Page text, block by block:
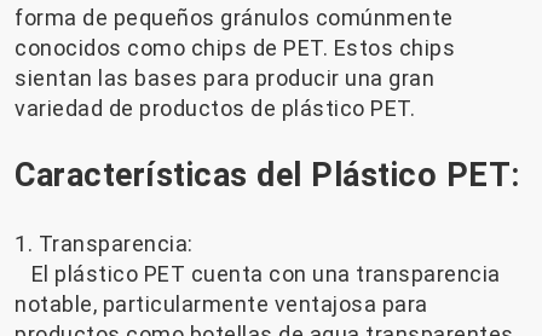
forma de pequeños gránulos comúnmente
conocidos como chips de PET. Estos chips
sientan las bases para producir una gran
variedad de productos de plástico PET.
Características del Plástico PET:
1. Transparencia:
El plástico PET cuenta con una transparencia
notable, particularmente ventajosa para